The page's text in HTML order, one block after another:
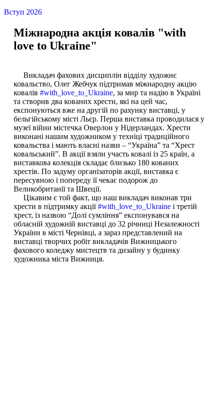
Вступ 2026
Міжнародна акція ковалів "with
love to Ukraine"
Викладач фахових дисциплін відділу художнє
ковальство, Олег Жебчук підтримав міжнародну акцію
ковалів #with_love_to_Ukraine, за мир та надію в Україні
та створив два кованих хрести, які на цей час,
експонуються вже на другій по рахунку виставці, у
бельгійському місті Льєр. Перша виставка проводилася у
музеї війни містечка Оверлон у Нідерландах. Хрести
виконані нашим художником у техніці традиційного
ковальства і мають власні назви – “Україна” та “Хрест
ковальський”. В акції взяли участь ковалі із 25 країн, а
виставкова колекція складає близько 180 кованих
хрестів. По задуму організаторів акції, виставка є
пересувною і попереду її чекає подорож до
Великобританії та Швеції.
Цікавим є той факт, що наш викладач виконав три
хрести в підтримку акції#with_love_to_Ukraine і третій
хрест, із назвою “Долі сумління” експонувався на
обласній художній виставці до 32 річниці Незалежності
України в місті Чернівці, а зараз представлений на
виставці творчих робіт викладачів Вижницького
фахового коледжу мистецтв та дизайну у будинку
художника міста Вижниця.